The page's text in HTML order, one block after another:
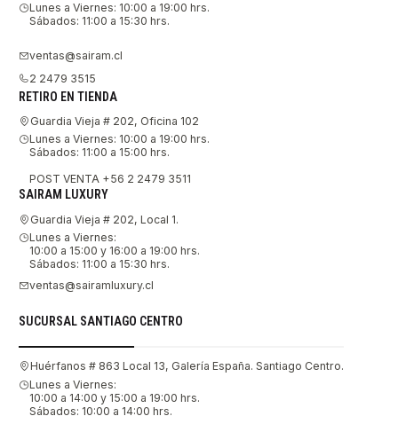
Lunes a Viernes: 10:00 a 19:00 hrs.
Sábados: 11:00 a 15:30 hrs.
ventas@sairam.cl
2 2479 3515
RETIRO EN TIENDA
Guardia Vieja # 202, Oficina 102
Lunes a Viernes: 10:00 a 19:00 hrs.
Sábados: 11:00 a 15:00 hrs.
POST VENTA +56 2 2479 3511
SAIRAM LUXURY
Guardia Vieja # 202, Local 1.
Lunes a Viernes:
10:00 a 15:00 y 16:00 a 19:00 hrs.
Sábados: 11:00 a 15:30 hrs.
ventas@sairamluxury.cl
SUCURSAL SANTIAGO CENTRO
Huérfanos # 863 Local 13, Galería España. Santiago Centro.
Lunes a Viernes:
10:00 a 14:00 y 15:00 a 19:00 hrs.
Sábados: 10:00 a 14:00 hrs.